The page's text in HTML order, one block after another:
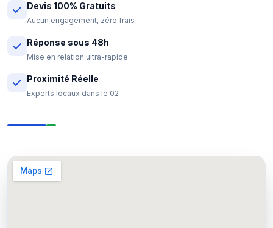
Devis 100% Gratuits
Aucun engagement, zéro frais
Réponse sous 48h
Mise en relation ultra-rapide
Proximité Réelle
Experts locaux dans le 02